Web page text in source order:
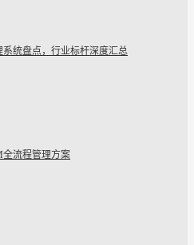
统盘点，行业标杆深度汇总
全流程管理方案